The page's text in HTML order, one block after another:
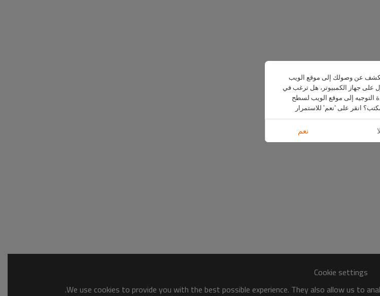
Cookie settings
We use cookies to provide you with the best possible experience. They also allow us to
عن وصولك إلى موقع الويب
على جهاز الكمبيوتر، هل ترغب في
التوجيه إلى موقع الويب لسطح
انقر على 'نعم' للاستمرار
لا نعم